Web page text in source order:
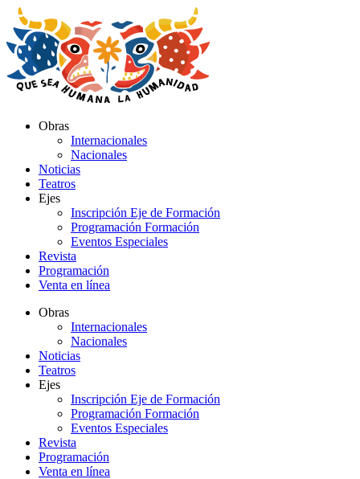
al
contenido
Obras
Internacionales
Nacionales
Noticias
Teatros
Ejes
Inscripción Eje de Formación
Programación Formación
Eventos Especiales
Revista
Programación
Venta en línea
Obras
Internacionales
Nacionales
Noticias
Teatros
Ejes
Inscripción Eje de Formación
Programación Formación
Eventos Especiales
Revista
Programación
Venta en línea